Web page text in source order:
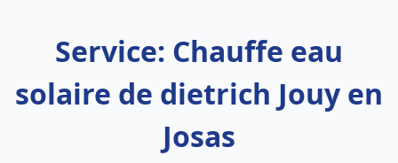
Service: Chauffe eau
solaire de dietrich Jouy en
Josas